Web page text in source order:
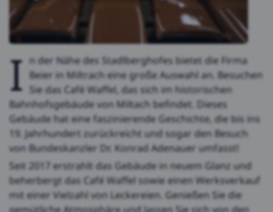
I n der Nähe des Stadlberghofes bietet die Firma
Beier in Miltrach eine große Auswahl an. Besuchen
Sie das Café Waffel, das sich im historischen
Bahnhofsgebäude von Miltach befindet. Dieses
Gebäude hat eine faszinierende Geschichte, die bis ins
19. Jahrhundert zurückreicht und sogar den Besuch
von Bundeskanzler Dr. Konrad Adenauer umfasst!
Seit 2017 erstrahlt das Gebäude in neuem Glanz und
beherbergt das Café Waffel sowie einen Werksverkauf
mit einer Vielzahl von Leckereien. Genießen Sie die